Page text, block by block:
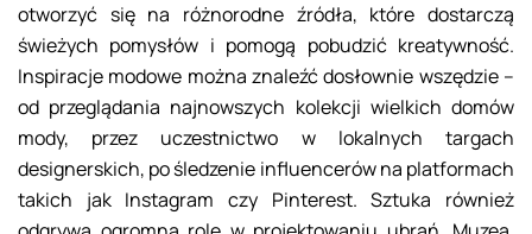
otworzyć się na różnorodne źródła, które dostarczą
świeżych pomysłów i pomogą pobudzić kreatywność.
Inspiracje modowe można znaleźć dosłownie wszędzie –
od przeglądania najnowszych kolekcji wielkich domów
mody, przez uczestnictwo w lokalnych targach
designerskich, po śledzenie influencerów na platformach
takich jak Instagram czy Pinterest. Sztuka również